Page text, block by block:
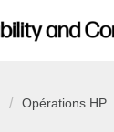
Opérations HP